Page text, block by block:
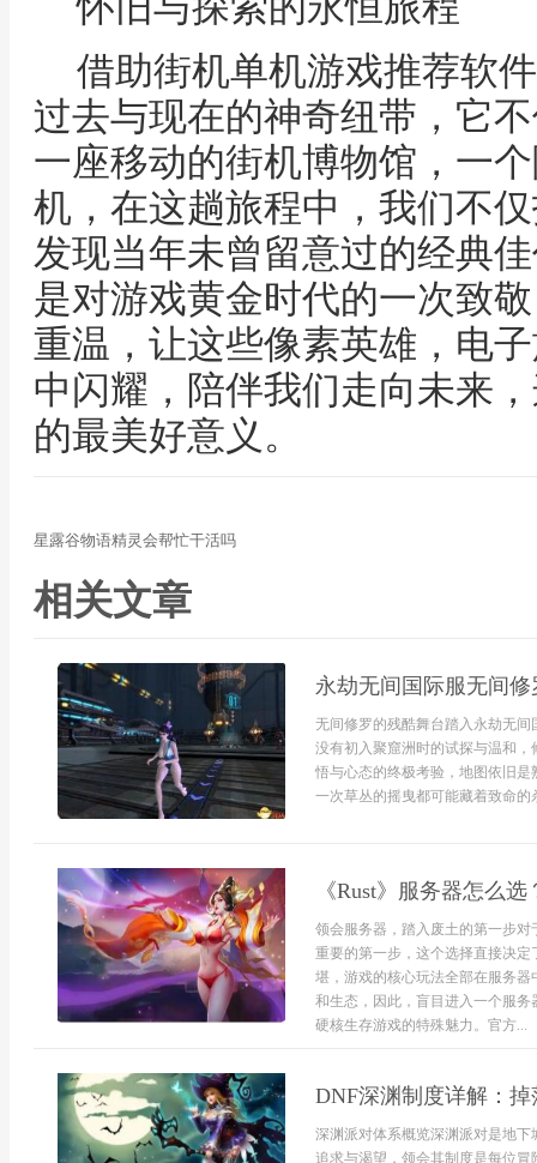
借助街机单机游戏推荐软
过去与现在的神奇纽带，它
一座移动的街机博物馆，一
机，在这趟旅程中，我们不
发现当年未曾留意过的经典
是对游戏黄金时代的一次致
重温，让这些像素英雄，电
中闪耀，陪伴我们走向未来
的最美好意义。
星露谷物语精灵会帮忙干活吗
相关文章
永劫无间国际服无间
无间修罗的残酷舞台踏入永劫无
没有初入聚窟洲时的试探与温和
悟与心态的终极考验，地图依旧
一次草丛的摇曳都可能藏着致命
《Rust》服务器怎么
领会服务器，踏入废土的第一步
重要的第一步，这个选择直接决
堪，游戏的核心玩法全部在服务
和生态，因此，盲目进入一个服
硬核生存游戏的特殊魅力。官方...
DNF深渊制度详解：
深渊派对体系概览深渊派对是地
追求与渴望，领会其制度是每位